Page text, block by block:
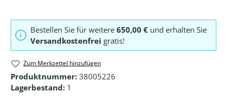
Bestellen Sie für weitere 650,00 € und erhalten Sie
Versandkostenfrei gratis!
Zum Merkzettel hinzufügen
Produktnummer: 38005226
Lagerbestand: 1